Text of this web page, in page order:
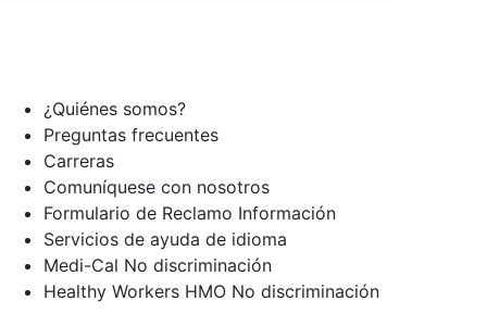
¿Quiénes somos?
Preguntas frecuentes
Carreras
Comuníquese con nosotros
Formulario de Reclamo Información
Servicios de ayuda de idioma
Medi-Cal No discriminación
Healthy Workers HMO No discriminación